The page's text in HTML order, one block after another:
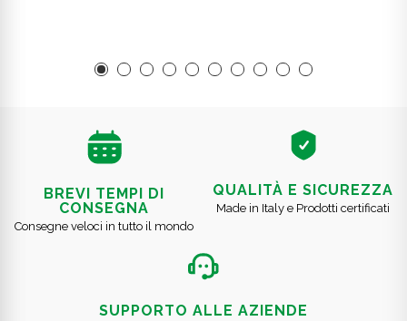
BREVI TEMPI DI
CONSEGNA
Consegne veloci in tutto il mondo
QUALITÀ E SICUREZZA
Made in Italy e Prodotti certificati
SUPPORTO ALLE AZIENDE